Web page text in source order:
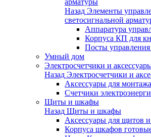
арматуры
Назад Элементы
светосигнальной
Аппаратура
Корпуса КП для
Посты
Умный дом
Электросчетчики и
Назад Электросчетчики и
Аксессуары для
Счетчики
Щиты и шкафы
Назад Щиты и шкафы
Аксессуары для щитов
Корпуса шкафов